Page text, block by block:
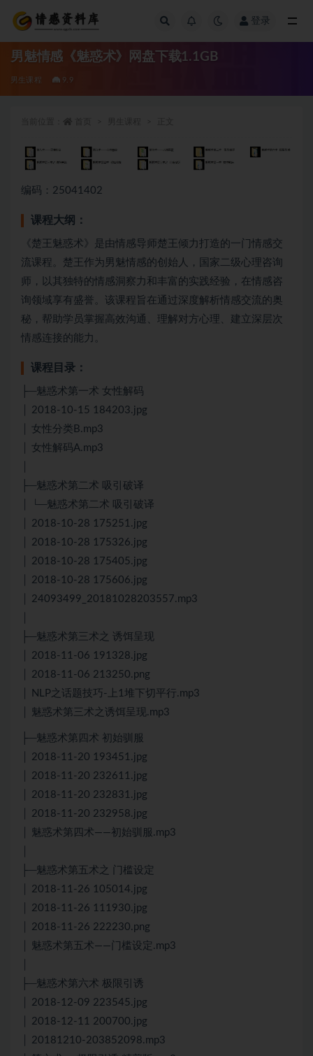
登录
男魅情感《魅惑术》网盘下载1.1GB
男生课程 9.9
编码：25041402
课程大纲：
《楚王魅惑术》是由情感导师楚王倾力打造的一门情感交
流课程。楚王作为男魅情感的创始人，国家二级心理咨询
师，以其独特的情感洞察力和丰富的实践经验，在情感咨
询领域享有盛誉。该课程旨在通过深度解析情感交流的奥
秘，帮助学员掌握高效沟通、理解对方心理、建立深层次
情感连接的能力。
课程目录：
├─魅惑术第一术 女性解码
│ 2018-10-15 184203.jpg
│ 女性分类B.mp3
│ 女性解码A.mp3
├─魅惑术第二术 吸引破译
│ └─魅惑术第二术 吸引破译
│ 2018-10-28 175251.jpg
│ 2018-10-28 175326.jpg
│ 2018-10-28 175405.jpg
│ 2018-10-28 175606.jpg
│ 24093499_20181028203557.mp3
├─魅惑术第三术之 诱饵呈现
│ 2018-11-06 191328.jpg
│ 2018-11-06 213250.png
│ NLP之话题技巧-上1堆下切平行.mp3
│ 魅惑术第三术之诱饵呈现.mp3
├─魅惑术第四术 初始驯服
│ 2018-11-20 193451.jpg
│ 2018-11-20 232611.jpg
│ 2018-11-20 232831.jpg
│ 2018-11-20 232958.jpg
│ 魅惑术第四术——初始驯服.mp3
├─魅惑术第五术之 门槛设定
│ 2018-11-26 105014.jpg
│ 2018-11-26 111930.jpg
│ 2018-11-26 222230.png
│ 魅惑术第五术——门槛设定.mp3
├─魅惑术第六术 极限引诱
│ 2018-12-09 223545.jpg
│ 2018-12-11 200700.jpg
│ 20181210-203852098.mp3